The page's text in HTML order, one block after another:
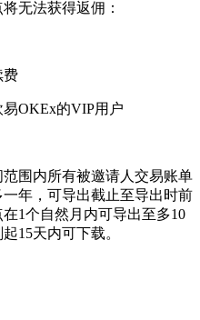
无法获得返佣：
费
OKEx的VIP用户
围内所有被邀请人交易账单
年，可导出截止至导出时前
1个自然月内可导出至多10
15天内可下载。